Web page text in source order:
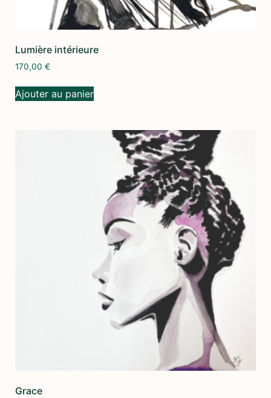
Lumière intérieure
170,00 €
Ajouter au panier
Grace